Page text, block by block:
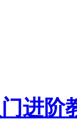
进阶